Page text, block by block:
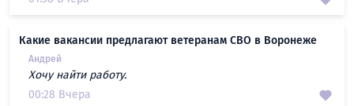
Какие вакансии предлагают ветеранам СВО в Воронеже
Андрей
Хочу найти работу.
00:28 Вчера